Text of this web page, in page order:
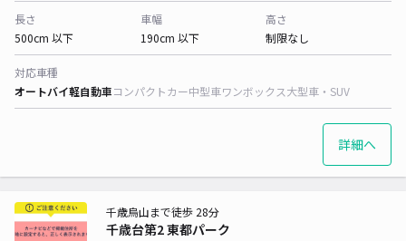
長さ
500cm 以下
車幅
190cm 以下
高さ
制限なし
対応車種
オートバイ軽自動車コンパクトカー中型車ワンボックス大型車・SUV
詳細へ
千歳台第2 東都パーク
千歳烏山まで徒歩 28分